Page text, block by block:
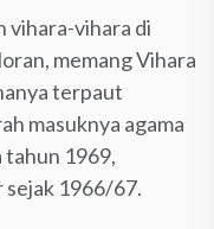
vihara-vihara di
memang Vihara
terpaut
masuknya agama
tahun 1969,
sejak 1966/67.